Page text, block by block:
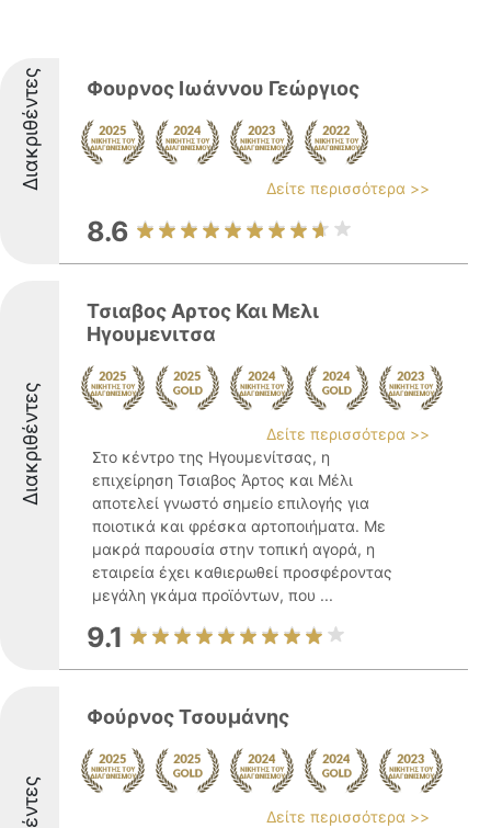
Διακριθέντες Φουρνος Ιωάννου Γεώργιος
Δείτε περισσότερα >>
8.6
Διακριθέντες
Τσιαβος Αρτος Και Μελι
Ηγουμενιτσα
Δείτε περισσότερα >>
Στο κέντρο της Ηγουμενίτσας, η
επιχείρηση Τσιαβος Άρτος και Μέλι
αποτελεί γνωστό σημείο επιλογής για
ποιοτικά και φρέσκα αρτοποιήματα. Με
μακρά παρουσία στην τοπική αγορά, η
εταιρεία έχει καθιερωθεί προσφέροντας
μεγάλη γκάμα προϊόντων, που ...
9.1
Φούρνος Τσουμάνης
Δείτε περισσότερα >>